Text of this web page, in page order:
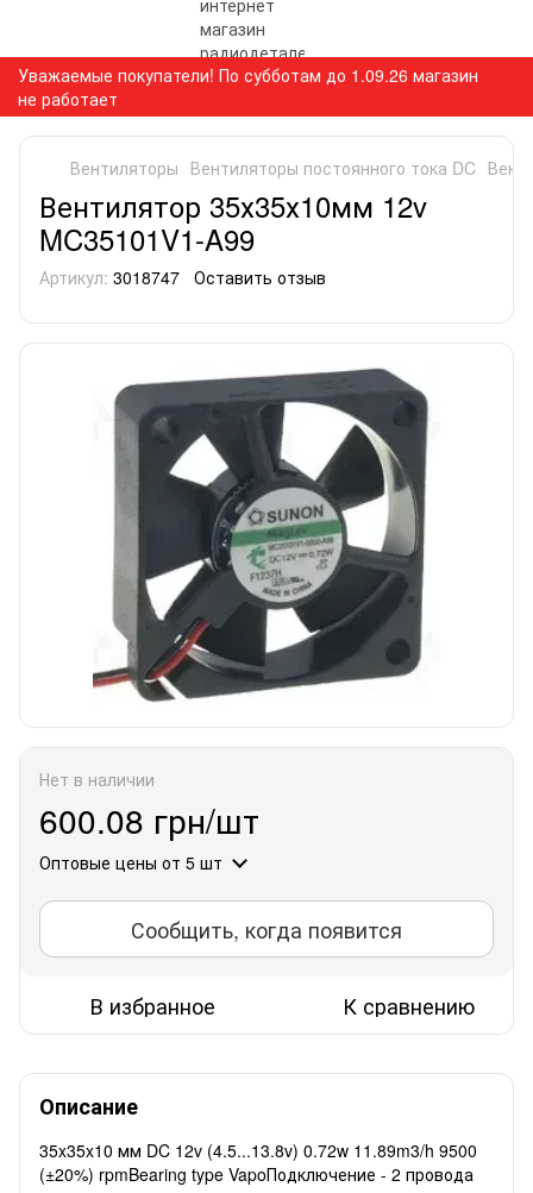
Уважаемые покупатели! По субботам до 1.09.26 магазин
не работает
Вентиляторы Вентиляторы постоянного тока DC
Вентилятор 35х35х10мм 12v
MC35101V1-A99
Артикул: 3018747 Оставить отзыв
Нет в наличии
600.08 грн/шт
Оптовые цены от 5 шт
Сообщить, когда появится
В избранное К сравнению
Описание
35x35x10 мм DC 12v (4.5...13.8v) 0.72w 11.89m3/h 9500
(±20%) rpmBearing type VapoПодключение - 2 провода